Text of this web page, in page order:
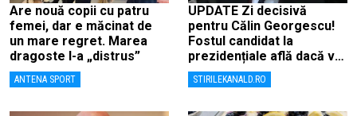
Are nouă copii cu patru
femei, dar e măcinat de
un mare regret. Marea
dragoste l-a „distrus”
ANTENA SPORT
UPDATE Zi decisivă
pentru Călin Georgescu!
Fostul candidat la
prezidențiale află dacă va
fi judecat pentru tentativă
de lovitură de stat
STIRILEKANALD.RO